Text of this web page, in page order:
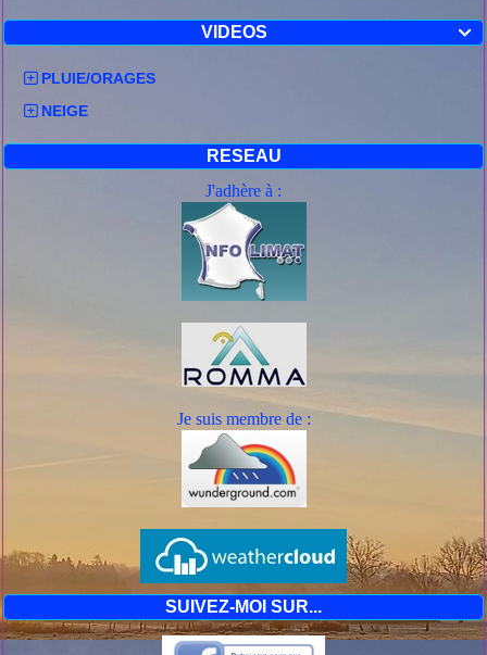

VIDEOS
PLUIE/ORAGES
NEIGE
RESEAU
J'adhère à :
Je suis membre de :
SUIVEZ-MOI SUR...